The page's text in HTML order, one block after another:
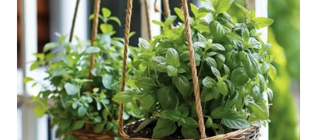
d
o
n